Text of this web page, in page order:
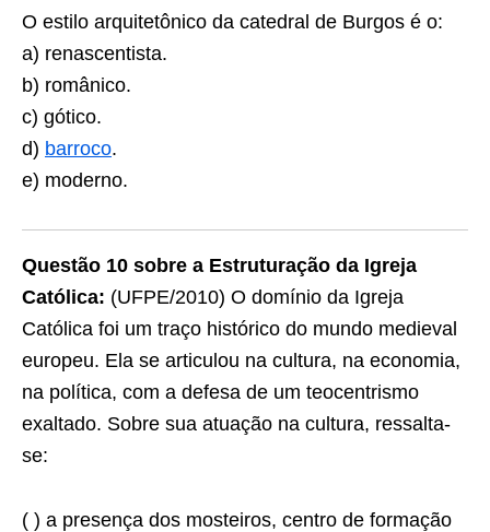
O estilo arquitetônico da catedral de Burgos é o:
a) renascentista.
b) românico.
c) gótico.
d) barroco.
e) moderno.
Questão 10 sobre a Estruturação da Igreja
Católica: (UFPE/2010) O domínio da Igreja
Católica foi um traço histórico do mundo medieval
europeu. Ela se articulou na cultura, na economia,
na política, com a defesa de um teocentrismo
exaltado. Sobre sua atuação na cultura, ressalta-
se:
( ) a presença dos mosteiros, centro de formação